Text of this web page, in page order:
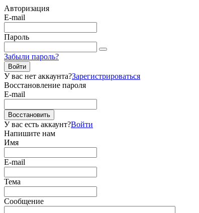
Авторизация
E-mail
Пароль
Забыли пароль?
Войти
У вас нет аккаунта?Зарегистрироваться
Восстановление пароля
E-mail
Восстановить
У вас есть аккаунт?Войти
Напишите нам
Имя
E-mail
Тема
Сообщение